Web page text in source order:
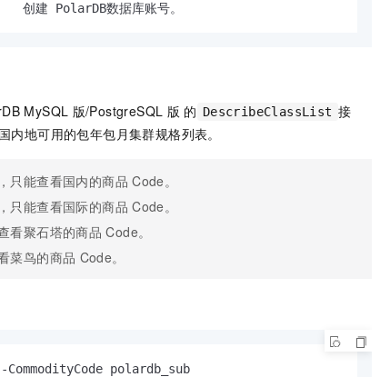
创建 PolarDB数据库账号。
MySQL 版/PostgreSQL 版 的 DescribeClassList 接
内地可用的包年包月集群规格列表。
只能查看国内的商品 Code。
只能查看国际的商品 Code。
看聚石塔的商品 Code。
菜鸟的商品 Code。
polardb_sub